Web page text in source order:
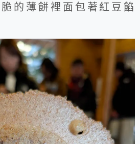
的薄餅裡面包著紅豆餡